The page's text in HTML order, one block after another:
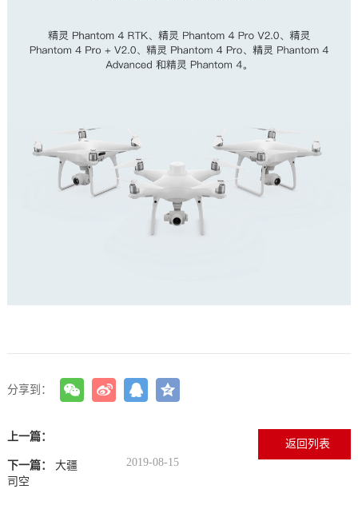
分享到：
上一篇：
下一篇：
大疆
司空
2019-08-15
返回列表